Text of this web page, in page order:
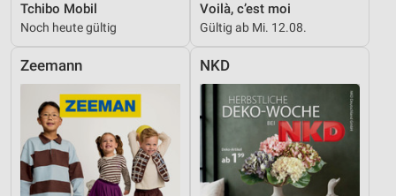
Tchibo Mobil
Noch heute gültig
Voilà, c’est moi
Gültig ab Mi. 12.08.
Zeemann NKD